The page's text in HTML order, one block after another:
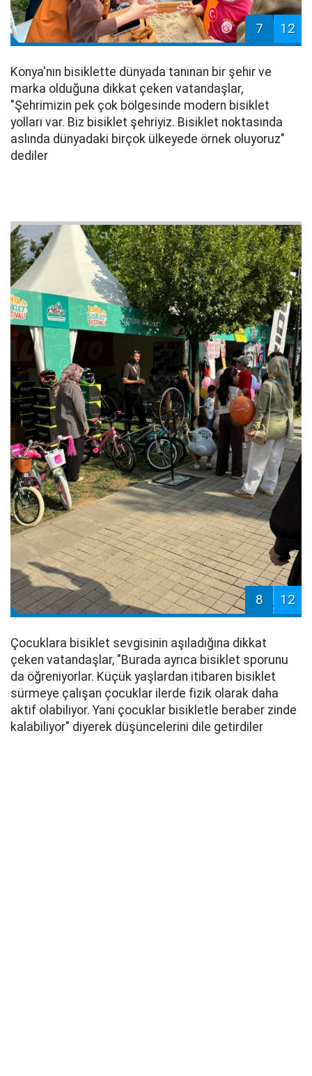
7 12
Konya'nın bisiklette dünyada tanınan bir şehir ve
marka olduğuna dikkat çeken vatandaşlar,
"Şehrimizin pek çok bölgesinde modern bisiklet
yolları var. Biz bisiklet şehriyiz. Bisiklet noktasında
aslında dünyadaki birçok ülkeyede örnek oluyoruz"
dediler
8 12
Çocuklara bisiklet sevgisinin aşıladığına dikkat
çeken vatandaşlar, "Burada ayrıca bisiklet sporunu
da öğreniyorlar. Küçük yaşlardan itibaren bisiklet
sürmeye çalışan çocuklar ilerde fizik olarak daha
aktif olabiliyor. Yani çocuklar bisikletle beraber zinde
kalabiliyor" diyerek düşüncelerini dile getirdiler